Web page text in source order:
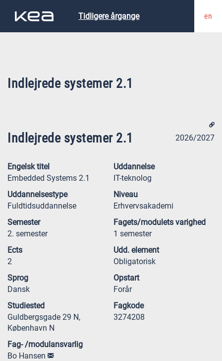
Tidligere årgange en
Indlejrede systemer 2.1
Indlejrede systemer 2.1 2026/2027
Engelsk titel
Embedded Systems 2.1
Uddannelse
IT-teknolog
Uddannelsestype
Fuldtidsuddannelse
Niveau
Erhvervsakademi
Semester
2. semester
Fagets/modulets varighed
1 semester
Ects
2
Udd. element
Obligatorisk
Sprog
Dansk
Opstart
Forår
Studiested
Guldbergsgade 29 N,
København N
Fagkode
3274208
Fag- /modulansvarlig
Bo Hansen